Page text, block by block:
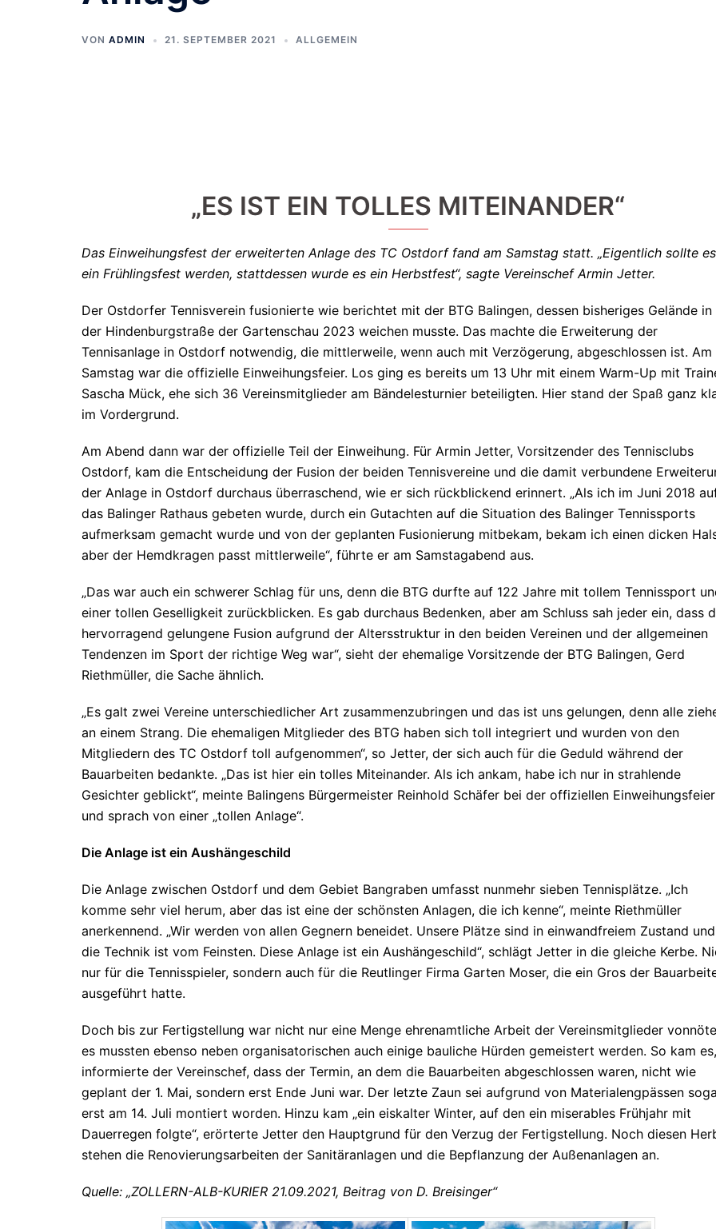
VON ADMIN 21. SEPTEMBER 2021 ALLGEMEIN
„ES IST EIN TOLLES MITEINANDER“
Das Einweihungsfest der erweiterten Anlage des TC Ostdorf fand am Samstag statt. „Eigentlich sollte es
ein Frühlingsfest werden, stattdessen wurde es ein Herbstfest“, sagte Vereinschef Armin Jetter.
Der Ostdorfer Tennisverein fusionierte wie berichtet mit der BTG Balingen, dessen bisheriges Gelände in
der Hindenburgstraße der Gartenschau 2023 weichen musste. Das machte die Erweiterung der
Tennisanlage in Ostdorf notwendig, die mittlerweile, wenn auch mit Verzögerung, abgeschlossen ist. Am
Samstag war die offizielle Einweihungsfeier. Los ging es bereits um 13 Uhr mit einem Warm-Up mit
Sascha Mück, ehe sich 36 Vereinsmitglieder am Bändelesturnier beteiligten. Hier stand der Spaß ganz
im Vordergrund.
Am Abend dann war der offizielle Teil der Einweihung. Für Armin Jetter, Vorsitzender des Tennisclubs
Ostdorf, kam die Entscheidung der Fusion der beiden Tennisvereine und die damit verbundene
der Anlage in Ostdorf durchaus überraschend, wie er sich rückblickend erinnert. „Als ich im Juni 2018
das Balinger Rathaus gebeten wurde, durch ein Gutachten auf die Situation des Balinger Tennissports
aufmerksam gemacht wurde und von der geplanten Fusionierung mitbekam, bekam ich einen dicken
aber der Hemdkragen passt mittlerweile“, führte er am Samstagabend aus.
„Das war auch ein schwerer Schlag für uns, denn die BTG durfte auf 122 Jahre mit tollem Tennissport
einer tollen Geselligkeit zurückblicken. Es gab durchaus Bedenken, aber am Schluss sah jeder ein, dass
hervorragend gelungene Fusion aufgrund der Altersstruktur in den beiden Vereinen und der allgemeinen
Tendenzen im Sport der richtige Weg war“, sieht der ehemalige Vorsitzende der BTG Balingen, Gerd
Riethmüller, die Sache ähnlich.
„Es galt zwei Vereine unterschiedlicher Art zusammenzubringen und das ist uns gelungen, denn alle
an einem Strang. Die ehemaligen Mitglieder des BTG haben sich toll integriert und wurden von den
Mitgliedern des TC Ostdorf toll aufgenommen“, so Jetter, der sich auch für die Geduld während der
Bauarbeiten bedankte. „Das ist hier ein tolles Miteinander. Als ich ankam, habe ich nur in strahlende
Gesichter geblickt“, meinte Balingens Bürgermeister Reinhold Schäfer bei der offiziellen Einweihungsfeier
und sprach von einer „tollen Anlage“.
Die Anlage ist ein Aushängeschild
Die Anlage zwischen Ostdorf und dem Gebiet Bangraben umfasst nunmehr sieben Tennisplätze. „Ich
komme sehr viel herum, aber das ist eine der schönsten Anlagen, die ich kenne“, meinte Riethmüller
anerkennend. „Wir werden von allen Gegnern beneidet. Unsere Plätze sind in einwandfreiem Zustand und
die Technik ist vom Feinsten. Diese Anlage ist ein Aushängeschild“, schlägt Jetter in die gleiche Kerbe.
nur für die Tennisspieler, sondern auch für die Reutlinger Firma Garten Moser, die ein Gros der
ausgeführt hatte.
Doch bis zur Fertigstellung war nicht nur eine Menge ehrenamtliche Arbeit der Vereinsmitglieder
es mussten ebenso neben organisatorischen auch einige bauliche Hürden gemeistert werden. So kam es,
informierte der Vereinschef, dass der Termin, an dem die Bauarbeiten abgeschlossen waren, nicht wie
geplant der 1. Mai, sondern erst Ende Juni war. Der letzte Zaun sei aufgrund von Materialengpässen
erst am 14. Juli montiert worden. Hinzu kam „ein eiskalter Winter, auf den ein miserables Frühjahr mit
Dauerregen folgte“, erörterte Jetter den Hauptgrund für den Verzug der Fertigstellung. Noch diesen
stehen die Renovierungsarbeiten der Sanitäranlagen und die Bepflanzung der Außenanlagen an.
Quelle: „ZOLLERN-ALB-KURIER 21.09.2021, Beitrag von D. Breisinger“